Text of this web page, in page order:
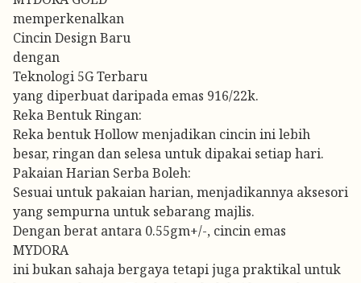
memperkenalkan
Cincin Design Baru
dengan
Teknologi 5G Terbaru
yang diperbuat daripada emas 916/22k.
Reka Bentuk Ringan:
Reka bentuk Hollow menjadikan cincin ini lebih
besar, ringan dan selesa untuk dipakai setiap hari.
Pakaian Harian Serba Boleh:
Sesuai untuk pakaian harian, menjadikannya aksesori
yang sempurna untuk sebarang majlis.
Dengan berat antara 0.55gm+/-, cincin emas
MYDORA
ini bukan sahaja bergaya tetapi juga praktikal untuk